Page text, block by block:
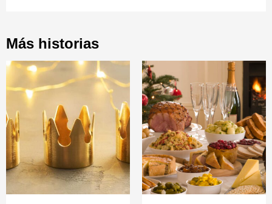
Más historias